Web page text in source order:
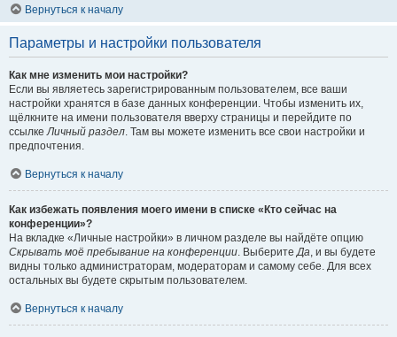
Вернуться к началу
Параметры и настройки пользователя
Как мне изменить мои настройки?
Если вы являетесь зарегистрированным пользователем, все ваши
настройки хранятся в базе данных конференции. Чтобы изменить их,
щёлкните на имени пользователя вверху страницы и перейдите по
ссылкеЛичный раздел. Там вы можете изменить все свои настройки и
предпочтения.
Вернуться к началу
Как избежать появления моего имени в списке «Кто сейчас на
конференции»?
На вкладке «Личные настройки» в личном разделе вы найдёте опцию
Скрывать моё пребывание на конференции. ВыберитеДа, и вы будете
видны только администраторам, модераторам и самому себе. Для всех
остальных вы будете скрытым пользователем.
Вернуться к началу